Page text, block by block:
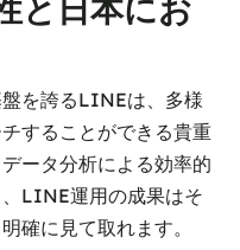
と日本にお
を誇るLINEは、多様
することができる貴重
ータ分析による効率的
LINE運用の成果はそ
確に見て取れます。